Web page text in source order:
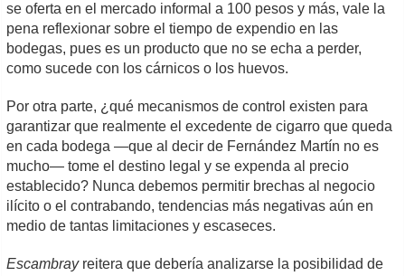
se oferta en el mercado informal a 100 pesos y más, vale la
pena reflexionar sobre el tiempo de expendio en las
bodegas, pues es un producto que no se echa a perder,
como sucede con los cárnicos o los huevos.
Por otra parte, ¿qué mecanismos de control existen para
garantizar que realmente el excedente de cigarro que queda
en cada bodega —que al decir de Fernández Martín no es
mucho— tome el destino legal y se expenda al precio
establecido? Nunca debemos permitir brechas al negocio
ilícito o el contrabando, tendencias más negativas aún en
medio de tantas limitaciones y escaseces.
Escambrayreitera que debería analizarse la posibilidad de